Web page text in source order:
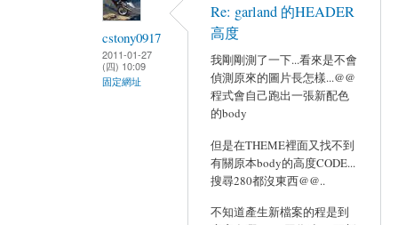
cstony0917
2011-01-27
(四) 10:09
固定網址
Re: garland 的HEADER
高度
我剛剛測了一下...看來是不會
偵測原來的圖片長怎樣...@@
程式會自己跑出一張新配色
的body
但是在THEME裡面又找不到
有關原本body的高度CODE...
搜尋280都沒東西@@..
不知道產生新檔案的程是到